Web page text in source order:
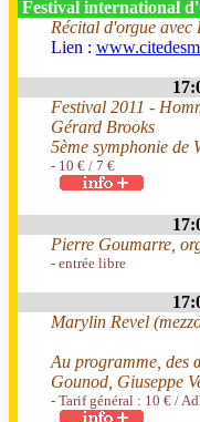
Festival international
Récital d'orgue
Lien :
Festival 2011 -
Gérard Brooks
5ème symphonie de
- 10 € / 7 €
Pierre Goumarre,
- entrée libre
Marylin Revel
Au programme, des
Gounod, Giuseppe
- Tarif général : 10 € /